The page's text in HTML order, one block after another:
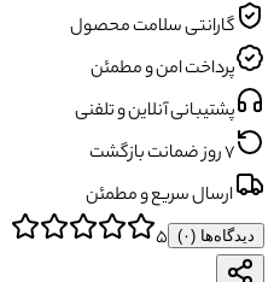
گارانتی سلامت محصول
پرداخت امن و مطمئن
پشتیبانی آنلاین و تلفنی
۷ روز ضمانت بازگشت
ارسال سریع و مطمئن
دیدگاه‌ها (۰) ۵